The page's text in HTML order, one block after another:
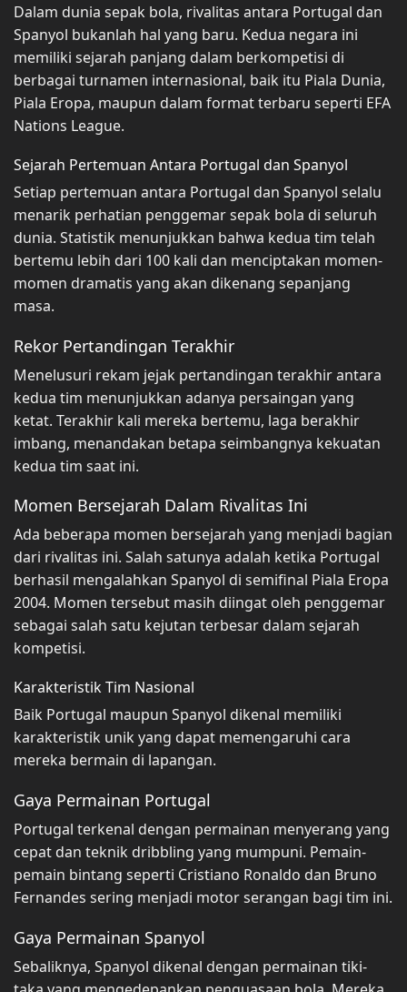
Dalam dunia sepak bola, rivalitas antara Portugal dan
Spanyol bukanlah hal yang baru. Kedua negara ini
memiliki sejarah panjang dalam berkompetisi di
berbagai turnamen internasional, baik itu Piala Dunia,
Piala Eropa, maupun dalam format terbaru seperti EFA
Nations League.
Sejarah Pertemuan Antara Portugal dan Spanyol
Setiap pertemuan antara Portugal dan Spanyol selalu
menarik perhatian penggemar sepak bola di seluruh
dunia. Statistik menunjukkan bahwa kedua tim telah
bertemu lebih dari 100 kali dan menciptakan momen-
momen dramatis yang akan dikenang sepanjang
masa.
Rekor Pertandingan Terakhir
Menelusuri rekam jejak pertandingan terakhir antara
kedua tim menunjukkan adanya persaingan yang
ketat. Terakhir kali mereka bertemu, laga berakhir
imbang, menandakan betapa seimbangnya kekuatan
kedua tim saat ini.
Momen Bersejarah Dalam Rivalitas Ini
Ada beberapa momen bersejarah yang menjadi bagian
dari rivalitas ini. Salah satunya adalah ketika Portugal
berhasil mengalahkan Spanyol di semifinal Piala Eropa
2004. Momen tersebut masih diingat oleh penggemar
sebagai salah satu kejutan terbesar dalam sejarah
kompetisi.
Karakteristik Tim Nasional
Baik Portugal maupun Spanyol dikenal memiliki
karakteristik unik yang dapat memengaruhi cara
mereka bermain di lapangan.
Gaya Permainan Portugal
Portugal terkenal dengan permainan menyerang yang
cepat dan teknik dribbling yang mumpuni. Pemain-
pemain bintang seperti Cristiano Ronaldo dan Bruno
Fernandes sering menjadi motor serangan bagi tim ini.
Gaya Permainan Spanyol
Sebaliknya, Spanyol dikenal dengan permainan tiki-